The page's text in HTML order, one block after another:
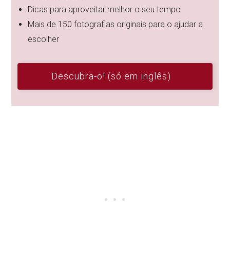
Dicas para aproveitar melhor o seu tempo
Mais de 150 fotografias originais para o ajudar a
escolher
Descubra-o! (só em inglês)